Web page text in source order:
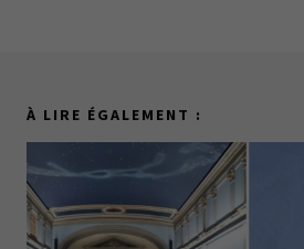
À LIRE ÉGALEMENT :